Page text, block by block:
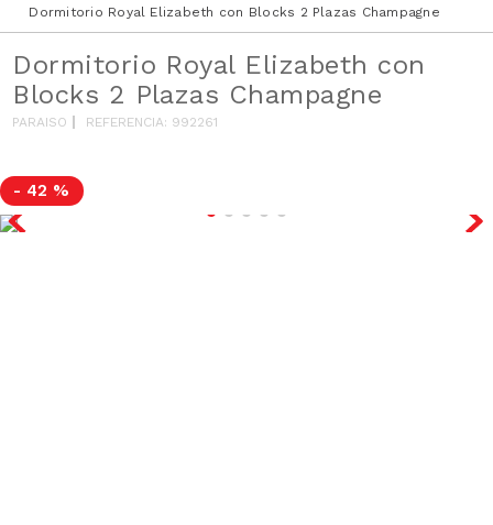
Dormitorio Royal Elizabeth con Blocks 2 Plazas Champagne
Dormitorio Royal Elizabeth con
Blocks 2 Plazas Champagne
PARAISO REFERENCIA: 992261
- 42 %